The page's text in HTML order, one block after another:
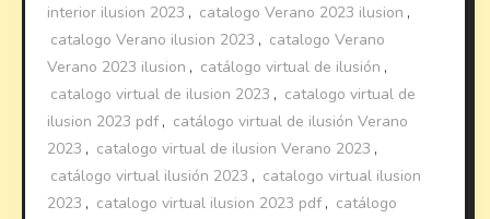
interior ilusion 2023 , catalogo Verano 2023 ilusion ,
catalogo Verano ilusion 2023 , catalogo Verano
Verano 2023 ilusion , catálogo virtual de ilusión ,
catalogo virtual de ilusion 2023 , catalogo virtual de
ilusion 2023 pdf , catálogo virtual de ilusión Verano
2023 , catalogo virtual de ilusion Verano 2023 ,
catálogo virtual ilusión 2023 , catalogo virtual ilusion
2023 , catalogo virtual ilusion 2023 pdf , catálogo